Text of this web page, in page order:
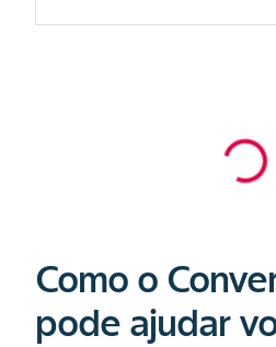
Como o
pode ajudar